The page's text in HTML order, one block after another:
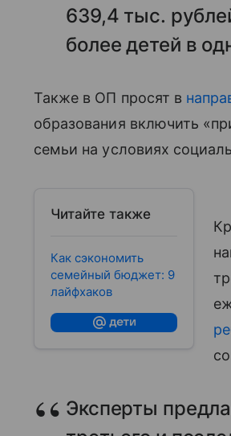
639,4 тыс.
более детей в
Также в ОП просят в
образования включить
семьи на условиях
Читайте также
Как сэкономить
семейный бюджет: 9
лайфхаков
Эксперты